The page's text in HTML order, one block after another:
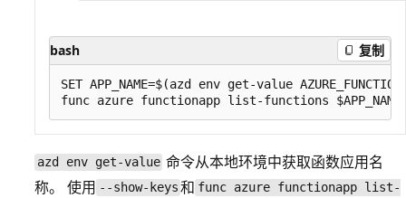
bash 复制
SET APP_NAME=$(azd env get-value
azd env get-value 命令从本地环境中获取函数应用名
称。 使用 --show-keys 和 func azure functionapp list-